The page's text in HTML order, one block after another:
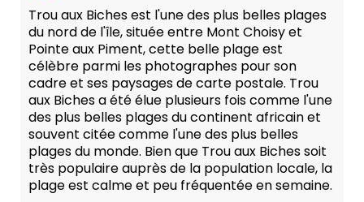
Trou aux Biches est l'une des plus belles plages
du nord de l'île, située entre Mont Choisy et
Pointe aux Piment, cette belle plage est
célèbre parmi les photographes pour son
cadre et ses paysages de carte postale. Trou
aux Biches a été élue plusieurs fois comme l'une
des plus belles plages du continent africain et
souvent citée comme l'une des plus belles
plages du monde. Bien que Trou aux Biches soit
très populaire auprès de la population locale, la
plage est calme et peu fréquentée en semaine.